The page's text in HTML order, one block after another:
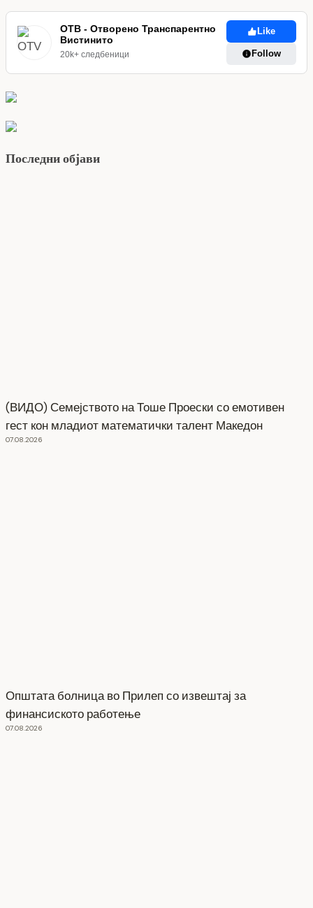
ОТВ - Отворено Транспарентно
Вистинито
20k+ следбеници
Like
Follow
Последни објави
(ВИДО) Семејството на Тоше Проески со емотивен
гест кон младиот математички талент Македон
07.08.2026
Општата болница во Прилеп со извештај за
финансиското работење
07.08.2026